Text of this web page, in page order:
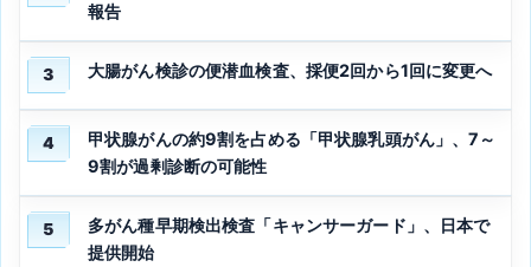
報告
3 大腸がん検診の便潜血検査、採便2回から1回に変更へ
4
甲状腺がんの約9割を占める「甲状腺乳頭がん」、7～
9割が過剰診断の可能性
5
多がん種早期検出検査「キャンサーガード」、日本で
提供開始